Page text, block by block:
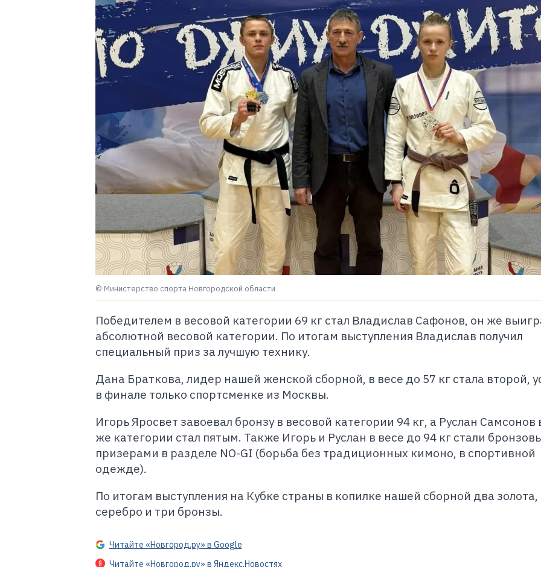
© Министерство спорта Новгородской области
Победителем в весовой категории 69 кг стал Владислав Сафонов, он же
абсолютной весовой категории. По итогам выступления Владислав получил
специальный приз за лучшую технику.
Дана Браткова, лидер нашей женской сборной, в весе до 57 кг стала второй,
в финале только спортсменке из Москвы.
Игорь Яросвет завоевал бронзу в весовой категории 94 кг, а Руслан Самсонов
же категории стал пятым. Также Игорь и Руслан в весе до 94 кг стали
призерами в разделе NO-GI (борьба без традиционных кимоно, в спортивной
одежде).
По итогам выступления на Кубке страны в копилке нашей сборной два
серебро и три бронзы.
Читайте «Новгород.ру» в Google
Читайте «Новгород.ру» в Яндекс.Новостях